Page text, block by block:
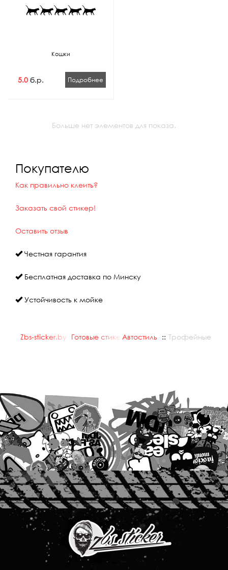
Кошки
5.0 б.р. Подробнее
Больше нет элементов для показа.
Покупателю
Как правильно клеить?
Заказать свой стикер!
Оставить отзыв
Честная гарантия
Бесплатная доставка по Минску
Устойчивость к мойке
Zbs-sticker.by ::
Готовые стикеры ::
Автостиль :: Трофейные